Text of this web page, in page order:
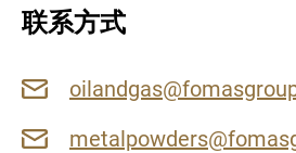
生产技术
联系方式